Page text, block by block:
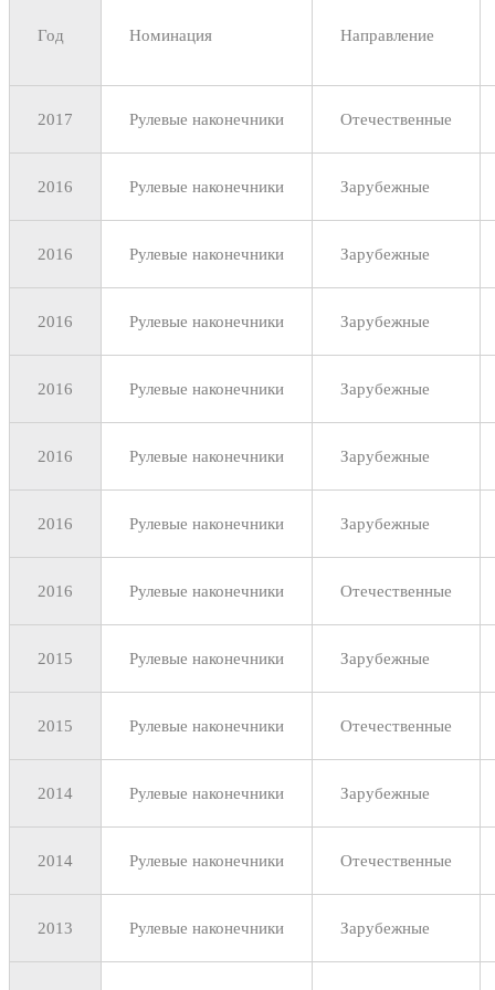
Год Номинация Направление
2017 Рулевые наконечники Отечественные
2016 Рулевые наконечники Зарубежные
2016 Рулевые наконечники Зарубежные
2016 Рулевые наконечники Зарубежные
2016 Рулевые наконечники Зарубежные
2016 Рулевые наконечники Зарубежные
2016 Рулевые наконечники Зарубежные
2016 Рулевые наконечники Отечественные
2015 Рулевые наконечники Зарубежные
2015 Рулевые наконечники Отечественные
2014 Рулевые наконечники Зарубежные
2014 Рулевые наконечники Отечественные
2013 Рулевые наконечники Зарубежные